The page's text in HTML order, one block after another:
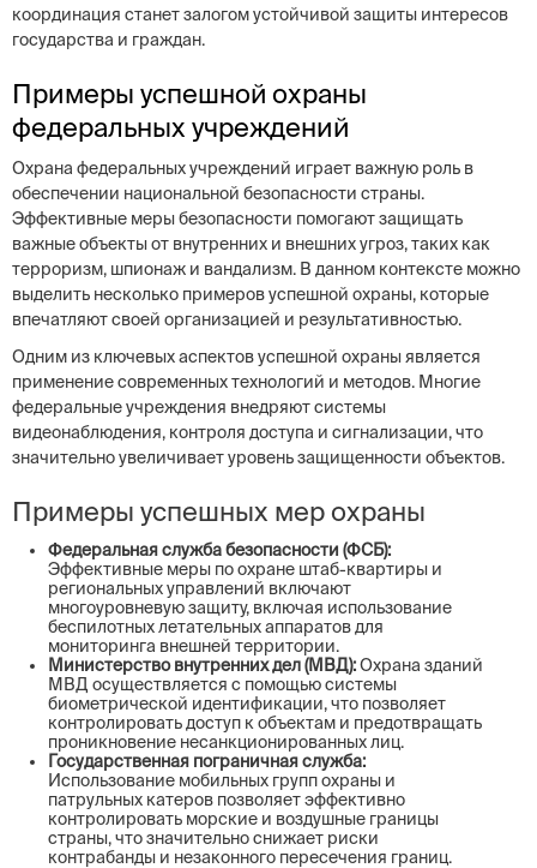
координация станет залогом устойчивой защиты интересов
государства и граждан.
Примеры успешной охраны
федеральных учреждений
Охрана федеральных учреждений играет важную роль в
обеспечении национальной безопасности страны.
Эффективные меры безопасности помогают защищать
важные объекты от внутренних и внешних угроз, таких как
терроризм, шпионаж и вандализм. В данном контексте можно
выделить несколько примеров успешной охраны, которые
впечатляют своей организацией и результативностью.
Одним из ключевых аспектов успешной охраны является
применение современных технологий и методов. Многие
федеральные учреждения внедряют системы
видеонаблюдения, контроля доступа и сигнализации, что
значительно увеличивает уровень защищенности объектов.
Примеры успешных мер охраны
Федеральная служба безопасности (ФСБ):
Эффективные меры по охране штаб-квартиры и
региональных управлений включают
многоуровневую защиту, включая использование
беспилотных летательных аппаратов для
мониторинга внешней территории.
Министерство внутренних дел (МВД):Охрана зданий
МВД осуществляется с помощью системы
биометрической идентификации, что позволяет
контролировать доступ к объектам и предотвращать
проникновение несанкционированных лиц.
Государственная пограничная служба:
Использование мобильных групп охраны и
патрульных катеров позволяет эффективно
контролировать морские и воздушные границы
страны, что значительно снижает риски
контрабанды и незаконного пересечения границ.